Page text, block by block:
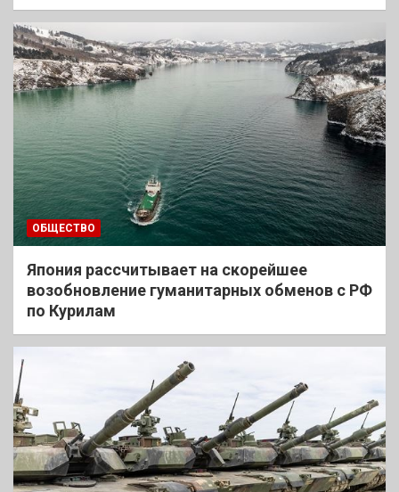
ОБЩЕСТВО
Япония рассчитывает на скорейшее
возобновление гуманитарных обменов с РФ
по Курилам